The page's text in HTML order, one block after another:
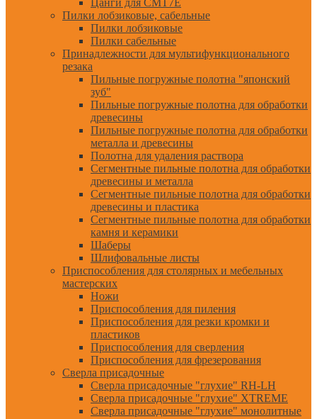
Цанги для CMT7E
Пилки лобзиковые, сабельные
Пилки лобзиковые
Пилки сабельные
Принадлежности для мультифункционального
резака
Пильные погружные полотна "японский
зуб"
Пильные погружные полотна для обработки
древесины
Пильные погружные полотна для обработки
металла и древесины
Полотна для удаления раствора
Сегментные пильные полотна для обработки
древесины и металла
Сегментные пильные полотна для обработки
древесины и пластика
Сегментные пильные полотна для обработки
камня и керамики
Шаберы
Шлифовальные листы
Приспособления для столярных и мебельных
мастерских
Ножи
Приспособления для пиления
Приспособления для резки кромки и
пластиков
Приспособления для сверления
Приспособления для фрезерования
Сверла присадочные
Сверла присадочные "глухие" RH-LH
Сверла присадочные "глухие" XTREME
Сверла присадочные "глухие" монолитные